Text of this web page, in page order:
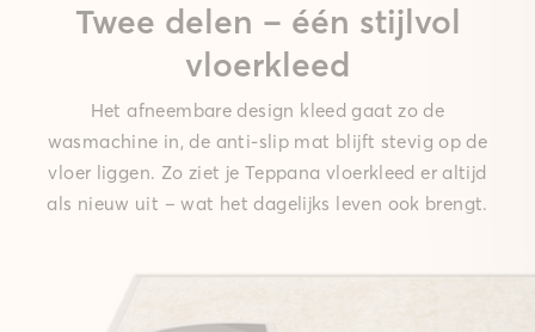
Twee delen – één stijlvol
vloerkleed
Het afneembare design kleed gaat zo de
wasmachine in, de anti-slip mat blijft stevig op de
vloer liggen. Zo ziet je Teppana vloerkleed er altijd
als nieuw uit – wat het dagelijks leven ook brengt.